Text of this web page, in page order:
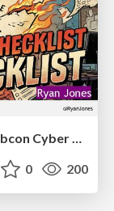
The Anti-SEO Checklist Checklist. Pubcon Cyber Week
0 200